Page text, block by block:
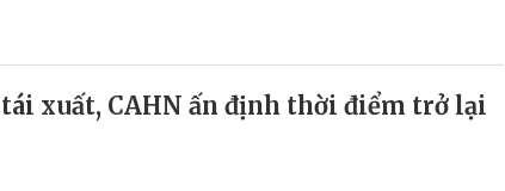
xuất, CAHN ấn định thời điểm trở lại